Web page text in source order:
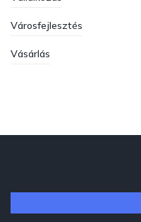
Városfejlesztés
Vásárlás